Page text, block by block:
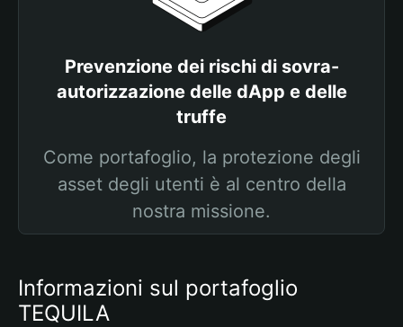
Prevenzione dei rischi di sovra-
autorizzazione delle dApp e delle
truffe
Come portafoglio, la protezione degli
asset degli utenti è al centro della
nostra missione.
Informazioni sul portafoglio
TEQUILA